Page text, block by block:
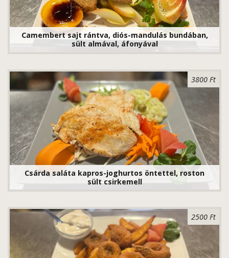
Camembert sajt rántva, diós-mandulás bundában,
sült almával, áfonyával
Csárda saláta kapros-joghurtos öntettel, roston
sült csirkemell
3800 Ft
2500 Ft